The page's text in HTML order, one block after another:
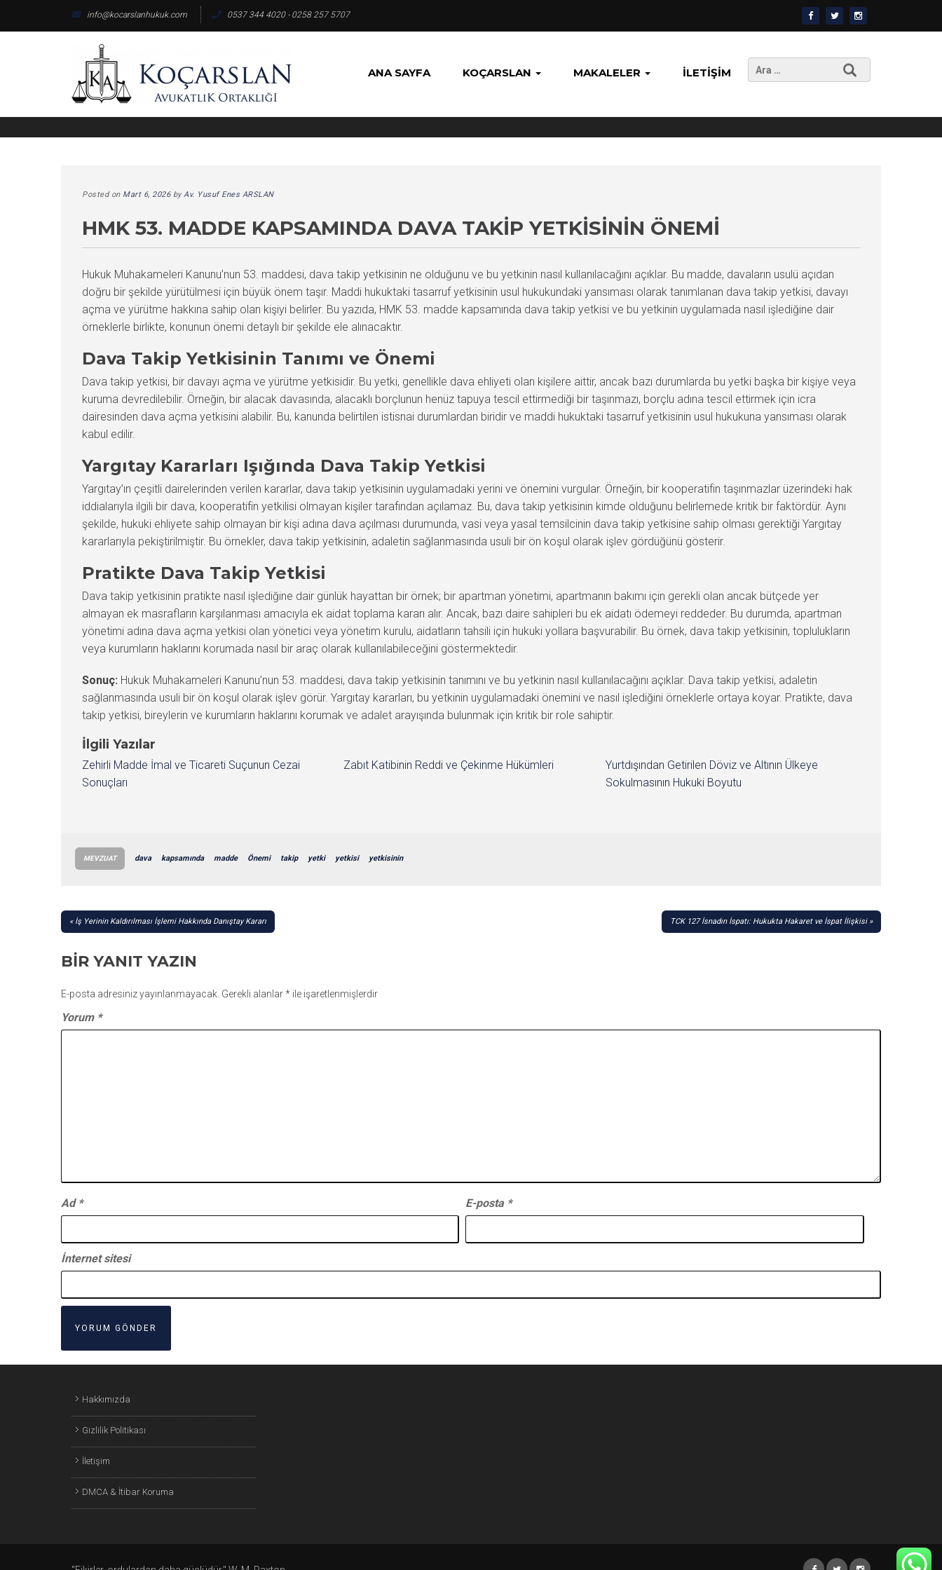
info@kocarslanhukuk.com 0537 344 4020 - 0258 257 5707
ANA SAYFA KOÇARSLAN MAKALELER İLETIŞIM
Arama:
Posted on Mart 6, 2026byAv. Yusuf Enes ARSLAN
HMK 53. MADDE KAPSAMINDA DAVA TAKIP YETKISININ ÖNEMI
Hukuk Muhakameleri Kanunu’nun 53. maddesi, dava takip yetkisinin ne olduğunu ve bu yetkinin nasıl kullanılacağını açıklar. Bu madde, davaların usulü açıdan
doğru bir şekilde yürütülmesi için büyük önem taşır. Maddi hukuktaki tasarruf yetkisinin usul hukukundaki yansıması olarak tanımlanan dava takip yetkisi, davayı
açma ve yürütme hakkına sahip olan kişiyi belirler. Bu yazıda, HMK 53. madde kapsamında dava takip yetkisi ve bu yetkinin uygulamada nasıl işlediğine dair
örneklerle birlikte, konunun önemi detaylı bir şekilde ele alınacaktır.
Dava Takip Yetkisinin Tanımı ve Önemi
Dava takip yetkisi, bir davayı açma ve yürütme yetkisidir. Bu yetki, genellikle dava ehliyeti olan kişilere aittir, ancak bazı durumlarda bu yetki başka bir kişiye veya
kuruma devredilebilir. Örneğin, bir alacak davasında, alacaklı borçlunun henüz tapuya tescil ettirmediği bir taşınmazı, borçlu adına tescil ettirmek için icra
dairesinden dava açma yetkisini alabilir. Bu, kanunda belirtilen istisnai durumlardan biridir ve maddi hukuktaki tasarruf yetkisinin usul hukukuna yansıması olarak
kabul edilir.
Yargıtay Kararları Işığında Dava Takip Yetkisi
Yargıtay’ın çeşitli dairelerinden verilen kararlar, dava takip yetkisinin uygulamadaki yerini ve önemini vurgular. Örneğin, bir kooperatifin taşınmazlar üzerindeki hak
iddialarıyla ilgili bir dava, kooperatifin yetkilisi olmayan kişiler tarafından açılamaz. Bu, dava takip yetkisinin kimde olduğunu belirlemede kritik bir faktördür. Aynı
şekilde, hukuki ehliyete sahip olmayan bir kişi adına dava açılması durumunda, vasi veya yasal temsilcinin dava takip yetkisine sahip olması gerektiği Yargıtay
kararlarıyla pekiştirilmiştir. Bu örnekler, dava takip yetkisinin, adaletin sağlanmasında usuli bir ön koşul olarak işlev gördüğünü gösterir.
Pratikte Dava Takip Yetkisi
Dava takip yetkisinin pratikte nasıl işlediğine dair günlük hayattan bir örnek; bir apartman yönetimi, apartmanın bakımı için gerekli olan ancak bütçede yer
almayan ek masrafların karşılanması amacıyla ek aidat toplama kararı alır. Ancak, bazı daire sahipleri bu ek aidatı ödemeyi reddeder. Bu durumda, apartman
yönetimi adına dava açma yetkisi olan yönetici veya yönetim kurulu, aidatların tahsili için hukuki yollara başvurabilir. Bu örnek, dava takip yetkisinin, toplulukların
veya kurumların haklarını korumada nasıl bir araç olarak kullanılabileceğini göstermektedir.
Sonuç: Hukuk Muhakameleri Kanunu’nun 53. maddesi, dava takip yetkisinin tanımını ve bu yetkinin nasıl kullanılacağını açıklar. Dava takip yetkisi, adaletin
sağlanmasında usuli bir ön koşul olarak işlev görür. Yargıtay kararları, bu yetkinin uygulamadaki önemini ve nasıl işlediğini örneklerle ortaya koyar. Pratikte, dava
takip yetkisi, bireylerin ve kurumların haklarını korumak ve adalet arayışında bulunmak için kritik bir role sahiptir.
İlgili Yazılar
Zehirli Madde İmal ve Ticareti Suçunun Cezai
Sonuçları
Zabıt Katibinin Reddi ve Çekinme Hükümleri
Yurtdışından Getirilen Döviz ve Altının Ülkeye
Sokulmasının Hukuki Boyutu
MEVZUAT dava kapsamında madde Önemi takip yetki yetkisi yetkisinin
YAZI
İş Yerinin Kaldırılması İşlemi Hakkında Danıştay Kararı TCK 127 İsnadın İspatı: Hukukta Hakaret ve İspat İlişkisi
BIR YANIT YAZIN
E-posta adresiniz yayınlanmayacak. Gerekli alanlar* ile işaretlenmişlerdir
Yorum *
Ad * E-posta *
İnternet sitesi
Hakkımızda
Gizlilik Politikası
İletişim
DMCA & İtibar Koruma